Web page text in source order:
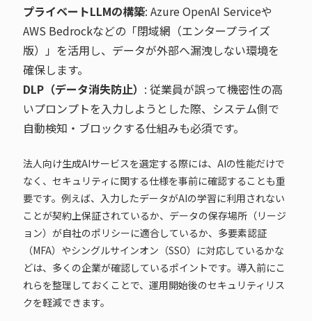
プライベートLLMの構築: Azure OpenAI Serviceや
AWS Bedrockなどの「閉域網（エンタープライズ
版）」を活用し、データが外部へ漏洩しない環境を
確保します。
DLP（データ消失防止） : 従業員が誤って機密性の高
いプロンプトを入力しようとした際、システム側で
自動検知・ブロックする仕組みも必須です。
法人向け生成AIサービスを選定する際には、AIの性能だけで
なく、セキュリティに関する仕様を事前に確認することも重
要です。例えば、入力したデータがAIの学習に利用されない
ことが契約上保証されているか、データの保存場所（リージ
ョン）が自社のポリシーに適合しているか、多要素認証
（MFA）やシングルサインオン（SSO）に対応しているかな
どは、多くの企業が確認しているポイントです。導入前にこ
れらを整理しておくことで、運用開始後のセキュリティリス
クを軽減できます。